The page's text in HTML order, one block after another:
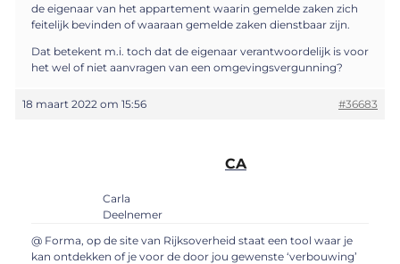
de eigenaar van het appartement waarin gemelde zaken zich
feitelijk bevinden of waaraan gemelde zaken dienstbaar zijn.
Dat betekent m.i. toch dat de eigenaar verantwoordelijk is voor
het wel of niet aanvragen van een omgevingsvergunning?
18 maart 2022 om 15:56 #36683
CA
Carla
Deelnemer
@ Forma, op de site van Rijksoverheid staat een tool waar je
kan ontdekken of je voor de door jou gewenste ‘verbouwing’